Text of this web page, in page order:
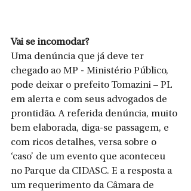
Vai se incomodar?
Uma denúncia que já deve ter
chegado ao MP - Ministério Público,
pode deixar o prefeito Tomazini – PL
em alerta e com seus advogados de
prontidão. A referida denúncia, muito
bem elaborada, diga-se passagem, e
com ricos detalhes, versa sobre o
‘caso’ de um evento que aconteceu
no Parque da CIDASC. E a resposta a
um requerimento da Câmara de